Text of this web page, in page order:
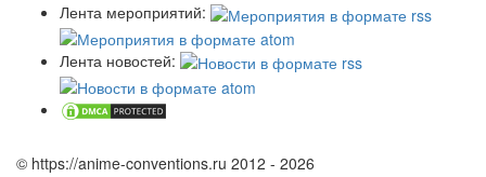
Лента мероприятий:
Лента новостей:
© https://anime-conventions.ru 2012 - 2026